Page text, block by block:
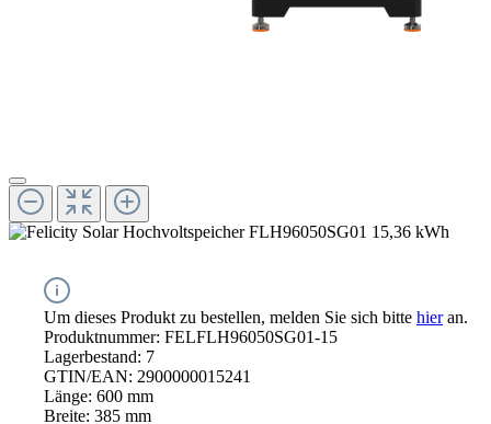
Um dieses Produkt zu bestellen, melden Sie sich bitte hieran.
Produktnummer: FELFLH96050SG01-15
Lagerbestand: 7
GTIN/EAN: 2900000015241
Länge: 600 mm
Breite: 385 mm